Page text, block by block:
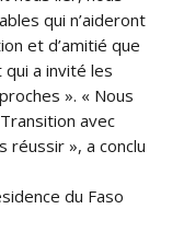
qui n’aideront
et d’amitié que
qui a invité les
». « Nous
avec
réussir », a conclu
du Faso